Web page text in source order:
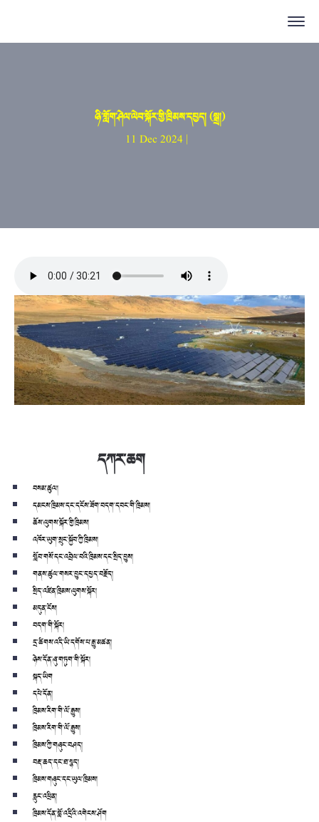
ཉི་གློག་ཤེལ་ལེབ་སྐོར་གྱི་ཁྲིམས་དཔྱད། (སྒྲ།)
11 Dec 2024 |
དཀར་ཆག
བསམ་ཚུལ།
དམངས་ཁྲིམས་དང་དངོས་ཟོག་བདག་དབང་གི་ཁྲིམས།
ཆོས་ལུགས་སྐོར་གྱི་ཁྲིམས།
འཁོར་ཡུག་སྲུང་སྐྱོབ་ཀྱི་ཁྲིམས།
སློབ་གསོ་དང་འབྲེལ་བའི་ཁྲིམས་དང་སྲིད་བྱུས།
གནས་ཚུལ་གསར་བྱུང་དཔྱད་བརྗོད།
སྲིད་འཛིན་ཁྲིམས་ལུགས་སྐོར།
མདུན་ངོས།
བདག་གི་སྐོར།
དྲ་ཚིགས་འདི་ཡི་དགོས་པ་རྒྱུ་མཚན།
ཉེས་དོན་ཞུ་གཏུག་གི་སྐོར།
སྐད་ཡིག
དཔེ་དོན།
ཁྲིམས་རིག་གི་ལོ་རྒྱུས།
ཁྲིམས་རིག་གི་ལོ་རྒྱུས།
ཁྲིམས་ཀྱི་གཞུང་བཤད།
བརྡ་ཆད་དང་ཐ་སྙད།
ཁྲིམས་གཞུང་དང་ཡུལ་ཁྲིམས།
རླུང་འཕྲིན།
ཁྲིམས་དོན་བློ་འདྲིའི་འགེངས་ཤོག